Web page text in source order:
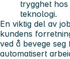
trygghet
teknologi.
En viktig del av
kundens
ved å bevege
automatisert